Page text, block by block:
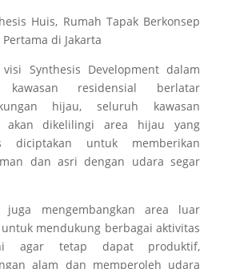
Huis, Rumah Tapak Berkonsep
di Jakarta
Synthesis Development dalam
kawasan residensial berlatar
hijau, seluruh kawasan
akan dikelilingi area hijau yang
diciptakan untuk memberikan
dan asri dengan udara segar
juga mengembangkan area luar
mendukung berbagai aktivitas
agar tetap dapat produktif,
alam dan memperoleh udara